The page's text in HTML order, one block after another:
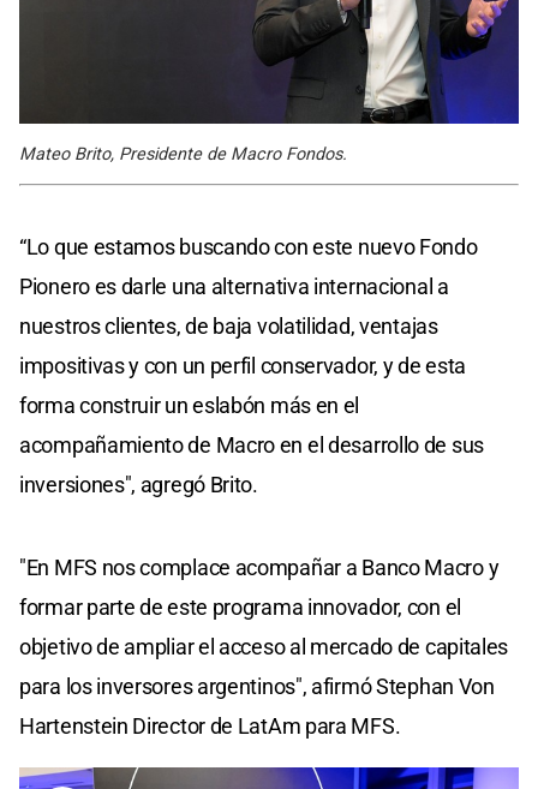
Mateo Brito, Presidente de Macro Fondos.
“Lo que estamos buscando con este nuevo Fondo
Pionero es darle una alternativa internacional a
nuestros clientes, de baja volatilidad, ventajas
impositivas y con un perfil conservador, y de esta
forma construir un eslabón más en el
acompañamiento de Macro en el desarrollo de sus
inversiones", agregó Brito.
"En MFS nos complace acompañar a Banco Macro y
formar parte de este programa innovador, con el
objetivo de ampliar el acceso al mercado de capitales
para los inversores argentinos", afirmó Stephan Von
Hartenstein Director de LatAm para MFS.